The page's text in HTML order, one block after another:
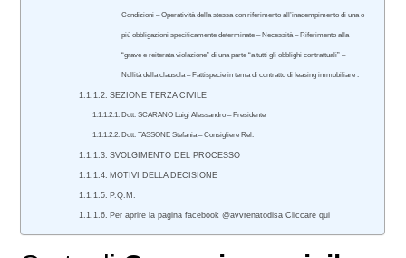
Condizioni – Operatività della stessa con riferimento all’inadempimento di una o
più obbligazioni specificamente determinate – Necessità – Riferimento alla
“grave e reiterata violazione” di una parte “a tutti gli obblighi contrattuali” –
Nullità della clausola – Fattispecie in tema di contratto di leasing immobiliare .
SEZIONE TERZA CIVILE
Dott. SCARANO Luigi Alessandro – Presidente
Dott. TASSONE Stefania – Consigliere Rel.
SVOLGIMENTO DEL PROCESSO
MOTIVI DELLA DECISIONE
P.Q.M.
Per aprire la pagina facebook @avvrenatodisa Cliccare qui